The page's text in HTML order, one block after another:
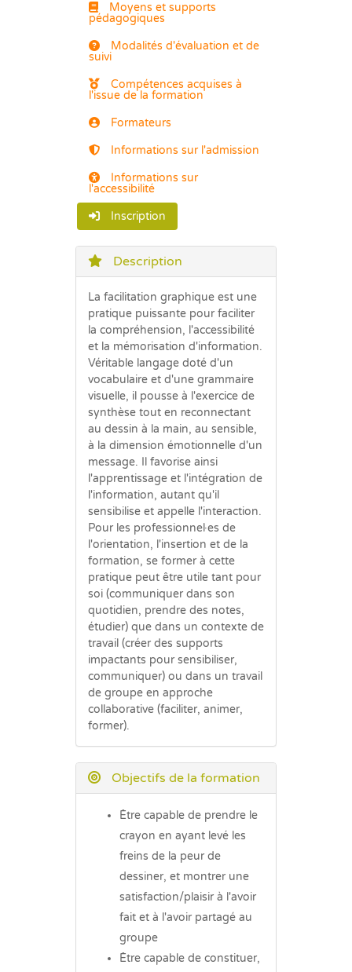
Moyens et supports
pédagogiques
Modalités d'évaluation et de
suivi
Compétences acquises à
l'issue de la formation
Formateurs
Informations sur l'admission
Informations sur
l'accessibilité
Inscription
Description
La facilitation graphique est une
pratique puissante pour faciliter
la compréhension, l'accessibilité
et la mémorisation d'information.
Véritable langage doté d'un
vocabulaire et d'une grammaire
visuelle, il pousse à l'exercice de
synthèse tout en reconnectant
au dessin à la main, au sensible,
à la dimension émotionnelle d'un
message. Il favorise ainsi
l'apprentissage et l'intégration de
l'information, autant qu'il
sensibilise et appelle l'interaction.
Pour les professionnel·es de
l'orientation, l'insertion et de la
formation, se former à cette
pratique peut être utile tant pour
soi (communiquer dans son
quotidien, prendre des notes,
étudier) que dans un contexte de
travail (créer des supports
impactants pour sensibiliser,
communiquer) ou dans un travail
de groupe en approche
collaborative (faciliter, animer,
former).
Objectifs de la formation
Être capable de prendre le
crayon en ayant levé les
freins de la peur de
dessiner, et montrer une
satisfaction/plaisir à l'avoir
fait et à l'avoir partagé au
groupe
Être capable de constituer,